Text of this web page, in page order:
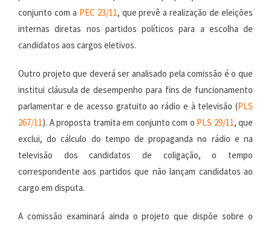
conjunto com a PEC 23/11, que prevê a realização de eleições
internas diretas nos partidos políticos para a escolha de
candidatos aos cargos eletivos.
Outro projeto que deverá ser analisado pela comissão é o que
institui cláusula de desempenho para fins de funcionamento
parlamentar e de acesso gratuito ao rádio e à televisão (PLS
267/11). A proposta tramita em conjunto com o PLS 29/11, que
exclui, do cálculo do tempo de propaganda no rádio e na
televisão dos candidatos de coligação, o tempo
correspondente aos partidos que não lançam candidatos ao
cargo em disputa.
A comissão examinará ainda o projeto que dispõe sobre o